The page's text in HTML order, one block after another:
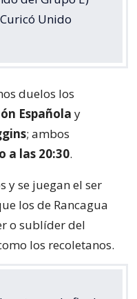
Unido
duelos los
Española y
; ambos
a las 20:30.
y se juegan el ser
los de Rancagua
o sublíder del
los recoletanos.